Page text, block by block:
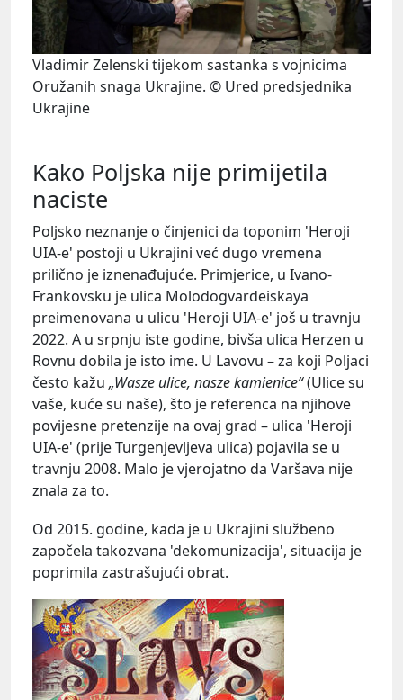
Vladimir Zelenski tijekom sastanka s vojnicima
Oružanih snaga Ukrajine. © Ured predsjednika
Ukrajine
Kako Poljska nije primijetila
naciste
Poljsko neznanje o činjenici da toponim 'Heroji
UIA-e' postoji u Ukrajini već dugo vremena
prilično je iznenađujuće. Primjerice, u Ivano-
Frankovsku je ulica Molodogvardeiskaya
preimenovana u ulicu 'Heroji UIA-e' još u travnju
2022. A u srpnju iste godine, bivša ulica Herzen u
Rovnu dobila je isto ime. U Lavovu – za koji Poljaci
često kažu „Wasze ulice, nasze kamienice“(Ulice su
vaše, kuće su naše), što je referenca na njihove
povijesne pretenzije na ovaj grad – ulica 'Heroji
UIA-e' (prije Turgenjevljeva ulica) pojavila se u
travnju 2008. Malo je vjerojatno da Varšava nije
znala za to.
Od 2015. godine, kada je u Ukrajini službeno
započela takozvana 'dekomunizacija', situacija je
poprimila zastrašujući obrat.